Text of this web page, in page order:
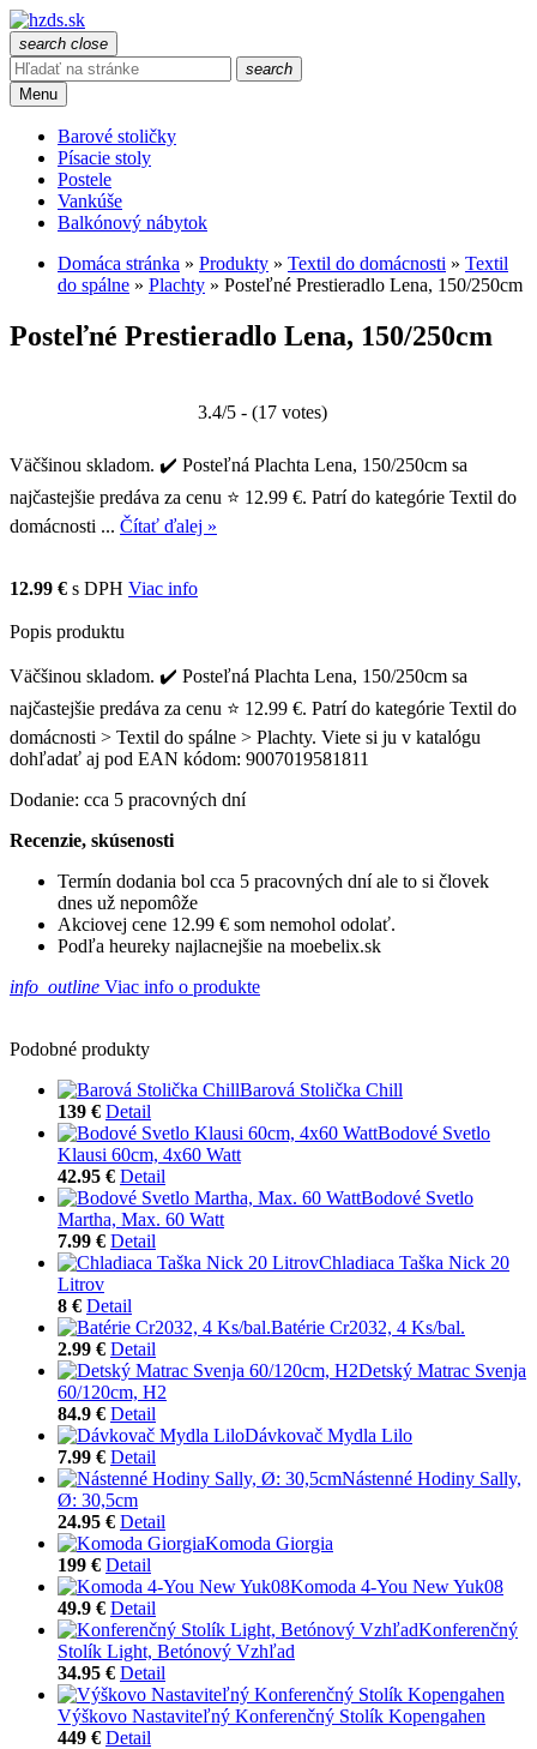
search close
search
Menu
Barové stoličky
Písacie stoly
Postele
Vankúše
Balkónový nábytok
Domáca stránka » Produkty » Textil do domácnosti » Textil
do spálne » Plachty » Posteľné Prestieradlo Lena, 150/250cm
Posteľné Prestieradlo Lena, 150/250cm
3.4/5 - (17 votes)
Väčšinou skladom. ✔️ Posteľná Plachta Lena, 150/250cm sa
najčastejšie predáva za cenu ⭐ 12.99 €. Patrí do kategórie Textil do
domácnosti ... Čítať ďalej »
12.99 € s DPH Viac info
Popis produktu
Väčšinou skladom. ✔️ Posteľná Plachta Lena, 150/250cm sa
najčastejšie predáva za cenu ⭐ 12.99 €. Patrí do kategórie Textil do
domácnosti > Textil do spálne > Plachty. Viete si ju v katalógu
dohľadať aj pod EAN kódom: 9007019581811
Dodanie: cca 5 pracovných dní
Recenzie, skúsenosti
Termín dodania bol cca 5 pracovných dní ale to si človek
dnes už nepomôže
Akciovej cene 12.99 € som nemohol odolať.
Podľa heureky najlacnejšie na moebelix.sk
info_outline Viac info o produkte
Podobné produkty
Barová Stolička Chill
139 € Detail
Bodové Svetlo
Klausi 60cm, 4x60 Watt
42.95 € Detail
Bodové Svetlo
Martha, Max. 60 Watt
7.99 € Detail
Chladiaca Taška Nick 20
Litrov
8 € Detail
Batérie Cr2032, 4 Ks/bal.
2.99 € Detail
Detský Matrac Svenja
60/120cm, H2
84.9 € Detail
Dávkovač Mydla Lilo
7.99 € Detail
Nástenné Hodiny Sally,
Ø: 30,5cm
24.95 € Detail
Komoda Giorgia
199 € Detail
Komoda 4-You New Yuk08
49.9 € Detail
Konferenčný
Stolík Light, Betónový Vzhľad
34.95 € Detail
Výškovo Nastaviteľný Konferenčný Stolík Kopengahen
449 € Detail